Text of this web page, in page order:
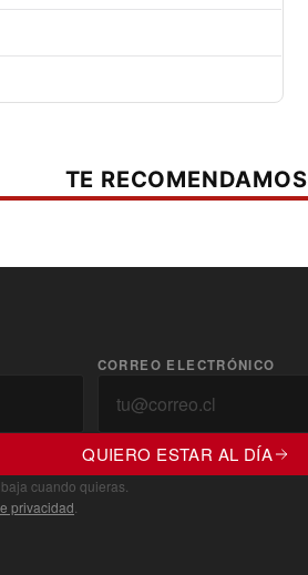
TE RECOMENDAMOS
CORREO ELECTRÓNICO
QUIERO ESTAR AL DÍA
cuando quieras.
privacidad